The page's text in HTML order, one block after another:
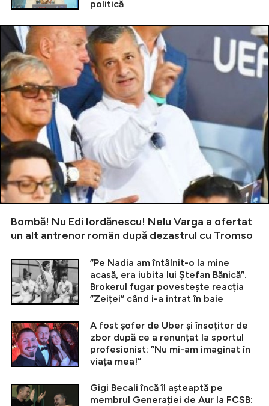
politică
Bombă! Nu Edi Iordănescu! Nelu Varga a ofertat
un alt antrenor român după dezastrul cu Tromso
”Pe Nadia am întâlnit-o la mine
acasă, era iubita lui Ștefan Bănică”.
Brokerul fugar povestește reacția
”Zeiței” când i-a intrat în baie
A fost șofer de Uber și însoțitor de
zbor după ce a renunțat la sportul
profesionist: ”Nu mi-am imaginat în
viața mea!”
Gigi Becali încă îl așteaptă pe
membrul Generației de Aur la FCSB: